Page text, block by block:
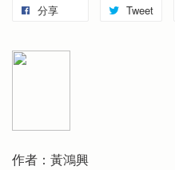
分享 Tweet
作者：黃鴻興